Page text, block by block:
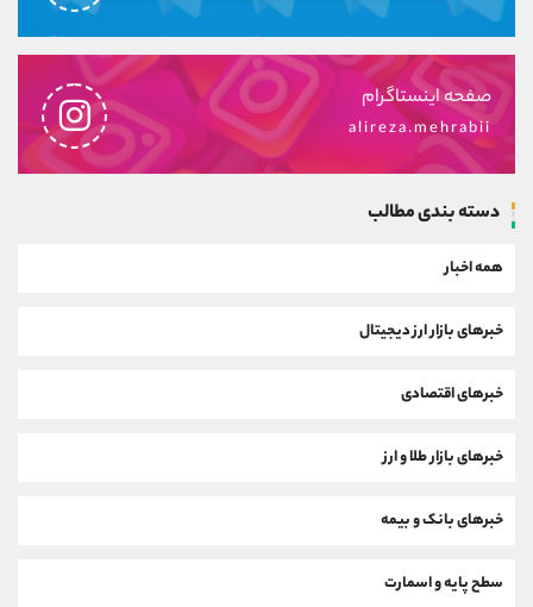
صفحه اینستاگرام
alireza.mehrabii
دسته بندی مطالب
همه اخبار
خبرهای بازار ارز دیجیتال
خبرهای اقتصادی
خبرهای بازار طلا و ارز
خبرهای بانک و بیمه
سطح پایه و اسمارت